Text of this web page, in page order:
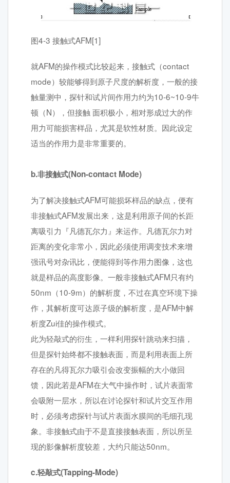
图4-3 接触式AFM[1]
就AFM的操作模式比较起来，接触式（contact
mode）较能够得到原子尺度的解析度，一般的接
触量测中，探针和试片间作用力约为10-6~10-9牛
顿（N），但接触 面积极小，相对形成过大的作
用力可能损害样品，尤其是软性材质。因此设定
适当的作用力是非常重要的。
b.非接触式(Non-contact Mode)
为了解决接触式AFM可能损坏样品的缺点，便有
非接触式AFM发展出来，这是利用原子间的长距
离吸引力『凡德瓦尔力』来运作。凡德瓦尔力对
距离的变化非常小，因此必须使用调变技术来增
强讯号对杂讯比，便能得到等作用力图像，这也
就是样品的高度影像。一般非接触式AFM只有约
50nm（10-9m）的解析度，不过在真空环境下操
作，其解析度可达原子级的解析度，是AFM中解
析度Zui佳的操作模式。
此为轻敲式的衍生，一样利用探针跳动来扫描，
但是探针始终都不接触表面，而是利用表面上所
存在的凡得瓦尔力吸引会改变振幅的大小做回
馈，因此若是AFM在大气中操作时，试片表面常
会吸附一层水，所以在讨论探针和试片交互作用
时，必须考虑探针与试片表面水膜间的毛细孔现
象。非接触式由于不是直接接触表面，所以所呈
现的影像解析度较差，大约只能达50nm。
c.轻敲式(Tapping-Mode)